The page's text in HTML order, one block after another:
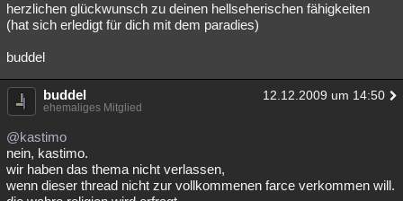
herzlichen glückwunsch zu deinen hellseherischen fähigkeiten
(hat sich erledigt für dich mit dem paradies)
buddel
buddel 12.12.2009 um 14:50
ehemaliges Mitglied
@kastimo
nein, kastimo.
wir haben das thema nicht verlassen,
wenn dieser thread nicht zur vollkommenen farce verkommen will.